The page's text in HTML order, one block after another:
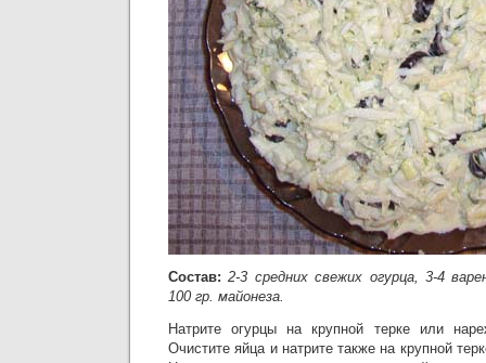
Состав:2-3 средних свежих огурца, 3-4
100 гр. майонеза.
Натрите огурцы на крупной терке или
Очистите яйца и натрите также на крупной